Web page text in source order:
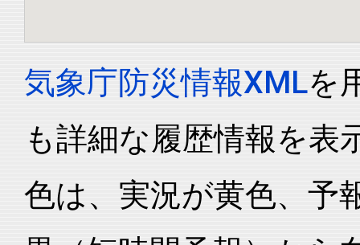
気象庁防災情報XMLを
も詳細な履歴情報を表
色は、実況が黄色、予